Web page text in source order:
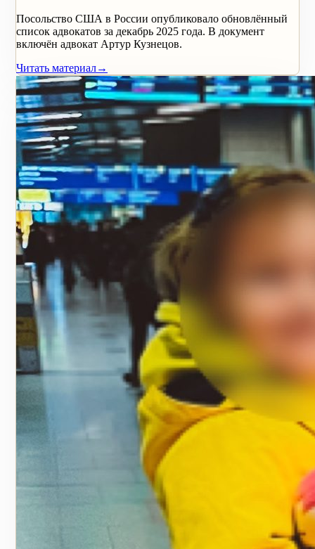
Посольство США в России опубликовало обновлённый
список адвокатов за декабрь 2025 года. В документ
включён адвокат Артур Кузнецов.
Читать материал→